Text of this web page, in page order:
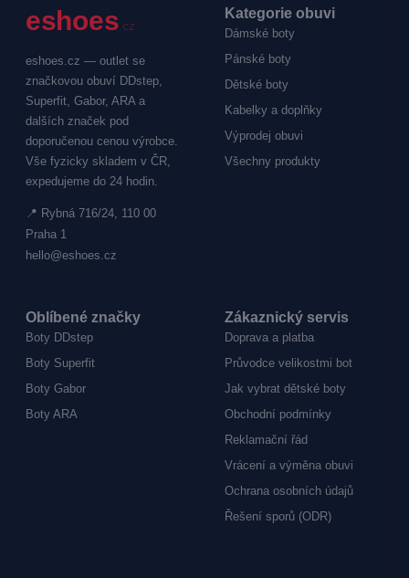
eshoes .cz
eshoes.cz — outlet se
značkovou obuví DDstep,
Superfit, Gabor, ARA a
dalších značek pod
doporučenou cenou výrobce.
Vše fyzicky skladem v ČR,
expedujeme do 24 hodin.
📍 Rybná 716/24, 110 00
Praha 1
hello@eshoes.cz
Kategorie obuvi
Dámské boty
Pánské boty
Dětské boty
Kabelky a doplňky
Výprodej obuvi
Všechny produkty
Oblíbené značky
Boty DDstep
Boty Superfit
Boty Gabor
Boty ARA
Zákaznický servis
Doprava a platba
Průvodce velikostmi bot
Jak vybrat dětské boty
Obchodní podmínky
Reklamační řád
Vrácení a výměna obuvi
Ochrana osobních údajů
Řešení sporů (ODR)